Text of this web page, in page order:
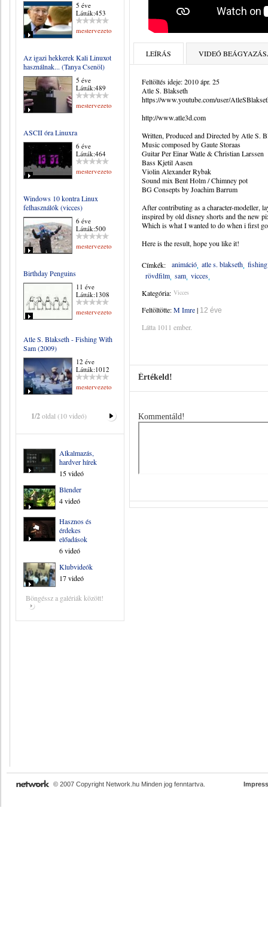
5 éve
Látták:453
mestervezeto
Az igazi hekkerek Kali Linuxot
használnak... (Tanya Csenöl)
5 éve
Látták:489
mestervezeto
ASCII óra Linuxra
6 éve
Látták:464
mestervezeto
Windows 10 kontra Linux
felhasználók (vicces)
6 éve
Látták:500
mestervezeto
Birthday Penguins
11 éve
Látták:1308
mestervezeto
Atle S. Blakseth - Fishing With
Sam (2009)
12 éve
Látták:1012
mestervezeto
1/2oldal (10 videó)
Alkalmazás,
hardver hírek
15 videó
Blender
4 videó
Hasznos és
érdekes
előadások
6 videó
Klubvideók
17 videó
Böngéssz a galériák között!
LEÍRÁS VIDEÓ
Feltöltés ideje: 2010 ápr. 25
Atle S. Blakseth
https://www.youtube.com/user/
http://www.atle3d.com
Written, Produced and Directed by Atle S.
Music composed by Gaute Storaas
Guitar Per Einar Watle & Christian Larssen
Bass Kjetil Aasen
Violin Alexander Rybak
Sound mix Bent Holm / Chimney pot
BG Consepts by Joachim Barrum
After contributing as a character-modeller,
inspired by old disney shorts and the new
Which is what I wanted to do when i first
Here is the result, hope you like it!
Címkék: animáció atle s. blakseth
rövdfilm sam vicces
Kategória: Vicces
Feltöltötte:M Imre| 12 éve
Látta 1011 ember.
Értékeld!
Kommentáld!
© 2007 Copyright Network.hu Minden jog fenntartva.